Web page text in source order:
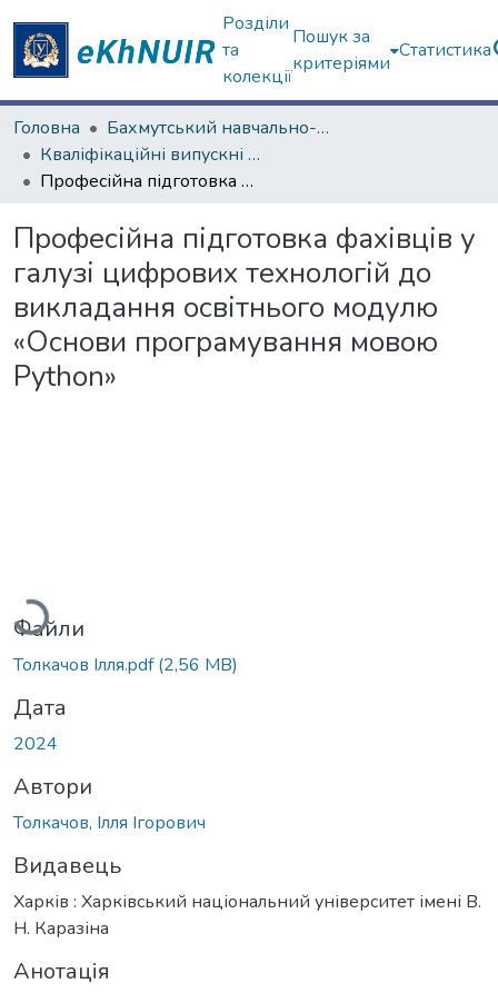
Розділи
та
колекції
Пошук за
критеріями
Статистика
Головна
Бахмутський навчально-науковий професійно-педагогічний інститут
Кваліфікаційні випускні роботи магістрів. Бахмутський навчально-науковий професійно-педагогічний інститут
Професійна підготовка фахівців у галузі цифрових технологій до викладання освітнього модулю «Основи програмування мовою Python»
Професійна підготовка фахівців у
галузі цифрових технологій до
викладання освітнього модулю
«Основи програмування мовою
Python»
Вантажиться...
Файли
Толкачов Ілля.pdf(2,56 MB)
Дата
2024
Автори
Толкачов, Ілля Ігорович
Видавець
Харків : Харківський національний університет імені В.
Н. Каразіна
Анотація